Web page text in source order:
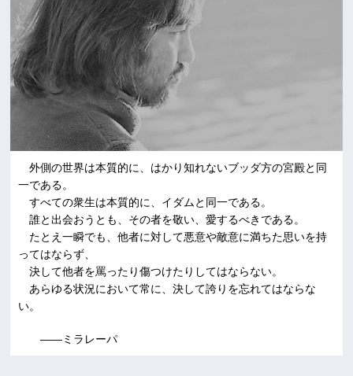
外側の世界は本質的に、はかり知れないブッダ方の宮殿と同
一である。
すべての衆生は本質的に、イダムと同一である。
誰と出会おうとも、その者を敬い、愛するべきである。
たとえ一瞬でも、他者に対して悪意や敵意に満ちた思いを持
ってはならず、
決して他者を罵ったり傷つけたりしてはならない。
あらゆる状況において常に、決して誇りを忘れてはならな
い。
――ミラレーパ